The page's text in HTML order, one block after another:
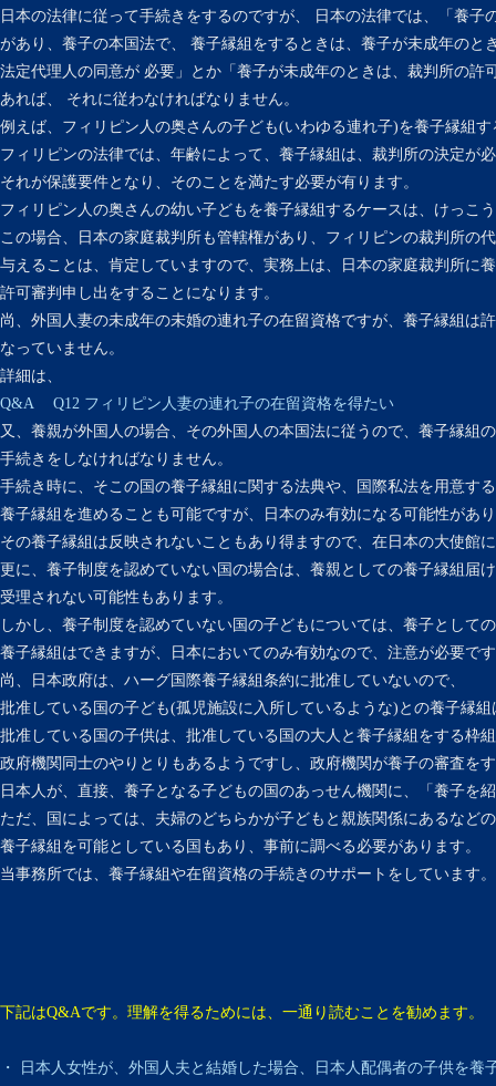
日本の法律に従って手続きをするのですが、 日本の法律では、「養子
があり、養子の本国法で、 養子縁組をするときは、養子が未成年のと
法定代理人の同意が 必要」とか「養子が未成年のときは、裁判所の許
あれば、 それに従わなければなりません。
例えば、フィリピン人の奥さんの子ども(いわゆる連れ子)を養子縁組す
フィリピンの法律では、年齢によって、養子縁組は、裁判所の決定が
それが保護要件となり、そのことを満たす必要が有ります。
フィリピン人の奥さんの幼い子どもを養子縁組するケースは、けっこ
この場合、日本の家庭裁判所も管轄権があり、フィリピンの裁判所の
与えることは、肯定していますので、実務上は、日本の家庭裁判所に
許可審判申し出をすることになります。
尚、外国人妻の未成年の未婚の連れ子の在留資格ですが、養子縁組は
なっていません。
詳細は、
Q&A Q12 フィリピン人妻の連れ子の在留資格を得たい
又、養親が外国人の場合、その外国人の本国法に従うので、養子縁組
手続きをしなければなりません。
手続き時に、そこの国の養子縁組に関する法典や、国際私法を用意す
養子縁組を進めることも可能ですが、日本のみ有効になる可能性があ
その養子縁組は反映されないこともあり得ますので、在日本の大使館
更に、養子制度を認めていない国の場合は、養親としての養子縁組届
受理されない可能性もあります。
しかし、養子制度を認めていない国の子どもについては、養子として
養子縁組はできますが、日本においてのみ有効なので、注意が必要で
尚、日本政府は、ハーグ国際養子縁組条約に批准していないので、
批准している国の子ども(孤児施設に入所しているような)との養子縁
批准している国の子供は、批准している国の大人と養子縁組をする枠
政府機関同士のやりとりもあるようですし、政府機関が養子の審査を
日本人が、直接、養子となる子どもの国のあっせん機関に、「養子を
ただ、国によっては、夫婦のどちらかが子どもと親族関係にあるなど
養子縁組を可能としている国もあり、事前に調べる必要があります。
当事務所では、養子縁組や在留資格の手続きのサポートをしています。
下記はQ&Aです。理解を得るためには、一通り読むことを勧めます。
・ 日本人女性が、外国人夫と結婚した場合、日本人配偶者の子供を養